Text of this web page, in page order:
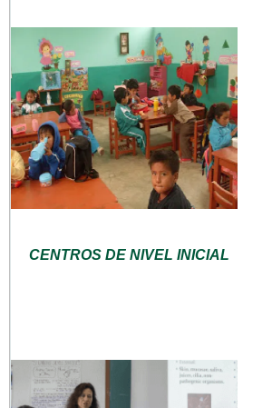
CENTROS DE NIVEL INICIAL